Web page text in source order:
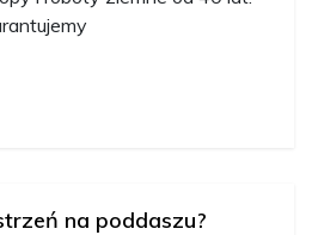
na poddaszu?